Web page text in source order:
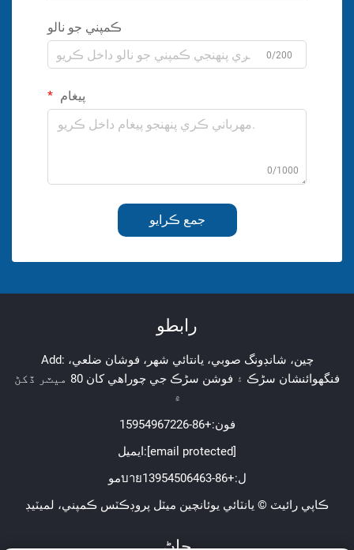
ڪمپني جو نالو
0/200
پيغام
0/1000
جمع ڪرايو
رابطو
Add: چين، شانڊونگ صوبي، يانتائي شهر، فوشان ضلعي،
فنگهوائنشان سڑڪ ۽ فوشن سڑڪ جي چوراھي کان 80 ميٽر ڏکڻ
۾
فون:+86-15954967226
ايميل: [email protected]
موบายل:+86-13954506463
ڪاپي رائيٽ © يانٽائي يوئانچين ميٽل پروڊڪٽس ڪمپني، لميٽيڊ